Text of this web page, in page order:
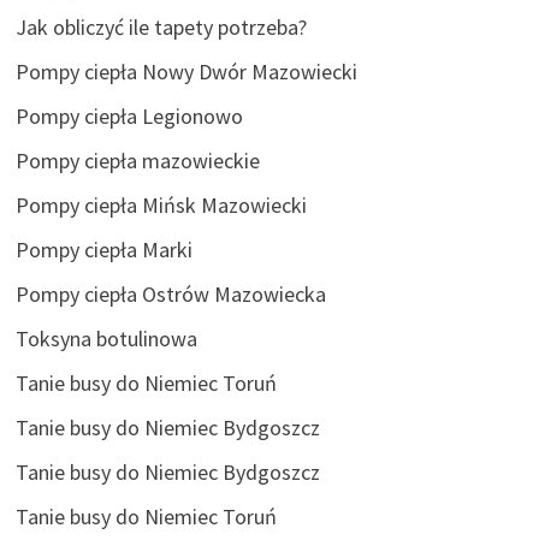
Jak obliczyć ile tapety potrzeba?
Pompy ciepła Nowy Dwór Mazowiecki
Pompy ciepła Legionowo
Pompy ciepła mazowieckie
Pompy ciepła Mińsk Mazowiecki
Pompy ciepła Marki
Pompy ciepła Ostrów Mazowiecka
Toksyna botulinowa
Tanie busy do Niemiec Toruń
Tanie busy do Niemiec Bydgoszcz
Tanie busy do Niemiec Bydgoszcz
Tanie busy do Niemiec Toruń